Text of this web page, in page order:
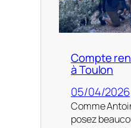
o
r
a
d
e
s
Compte
à Toulon
05/04/2026
Comme
posez